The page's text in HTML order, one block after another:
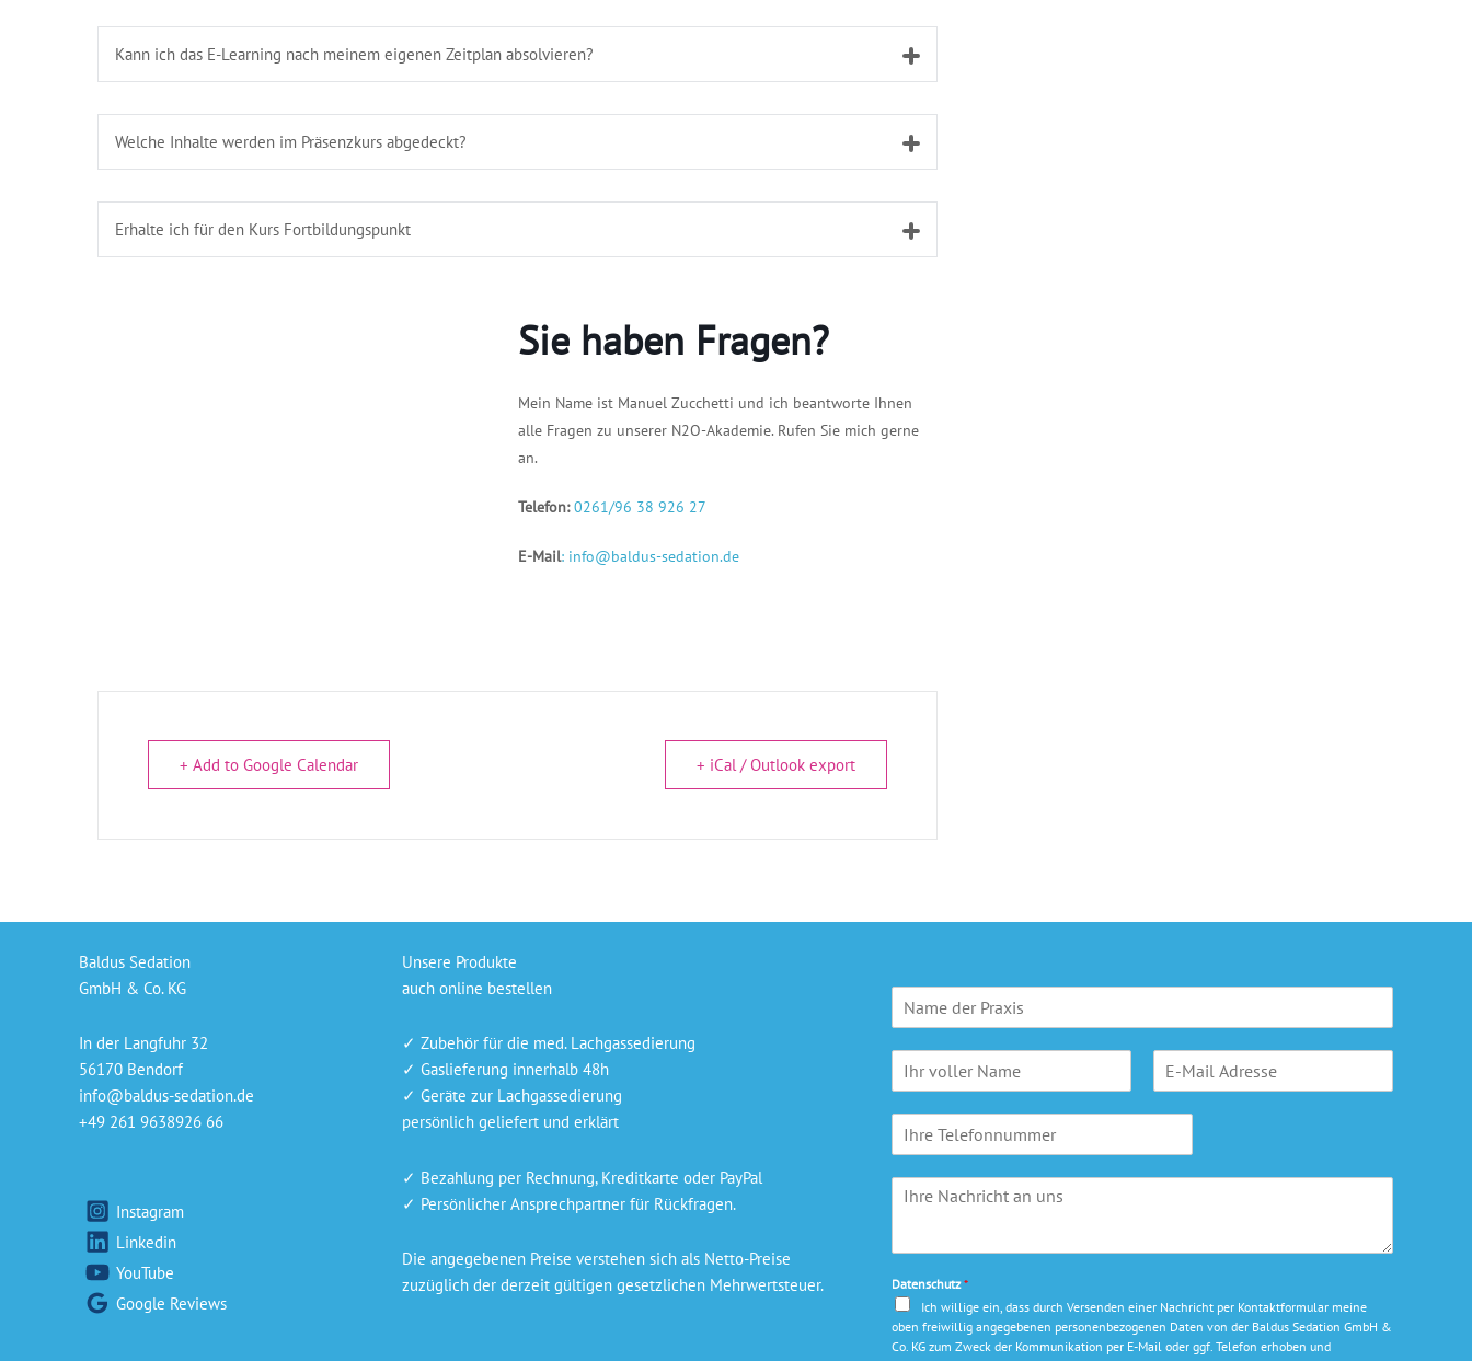
Kann ich das E-Learning nach meinem eigenen Zeitplan absolvieren?
Welche Inhalte werden im Präsenzkurs abgedeckt?
Erhalte ich für den Kurs Fortbildungspunkt
Sie haben Fragen?
Mein Name ist Manuel Zucchetti und ich beantworte Ihnen
alle Fragen zu unserer N2O-Akademie. Rufen Sie mich gerne
an.
Telefon:0261/96 38 926 27
E-Mail: info@baldus-sedation.de
+ Add to Google Calendar + iCal / Outlook export
Baldus Sedation
GmbH & Co. KG
In der Langfuhr 32
56170 Bendorf
info@baldus-sedation.de
+49 261 9638926 66
Instagram
Linkedin
YouTube
Google Reviews
Unsere Produkte
auch online bestellen
✓ Zubehör für die med. Lachgassedierung
✓ Gaslieferung innerhalb 48h
✓ Geräte zur Lachgassedierung
persönlich geliefert und erklärt
✓ Bezahlung per Rechnung, Kreditkarte oder PayPal
✓ Persönlicher Ansprechpartner für Rückfragen.
Die angegebenen Preise verstehen sich als Netto-Preise
zuzüglich der derzeit gültigen gesetzlichen Mehrwertsteuer.
a
m
e
s
e
*
n
e
N
a
c
h
Datenschutz*
Ich willige ein, dass durch Versenden einer Nachricht per Kontaktformular meine
oben freiwillig angegebenen personenbezogenen Daten von der Baldus Sedation GmbH &
Co. KG zum Zweck der Kommunikation per E-Mail oder ggf. Telefon erhoben und